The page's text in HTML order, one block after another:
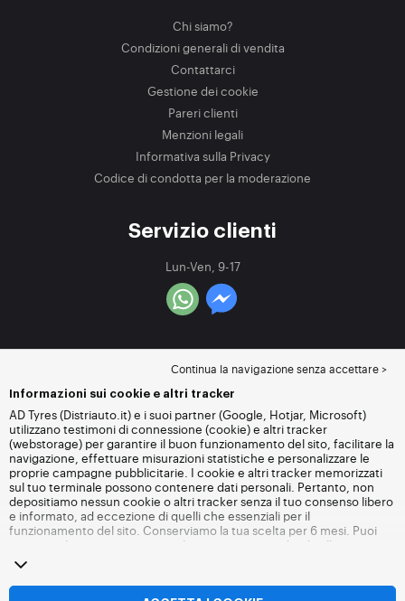
Chi siamo?
Condizioni generali di vendita
Contattarci
Gestione dei cookie
Pareri clienti
Menzioni legali
Informativa sulla Privacy
Codice di condotta per la moderazione
Servizio clienti
Lun-Ven, 9-17
Continua la navigazione senza accettare >
Informazioni sui cookie e altri tracker
AD Tyres (Distriauto.it) e i suoi partner (Google, Hotjar, Microsoft)
utilizzano testimoni di connessione (cookie) e altri tracker
(webstorage) per garantire il buon funzionamento del sito, facilitare la
navigazione, effettuare misurazioni statistiche e personalizzare le
proprie campagne pubblicitarie. I cookie e altri tracker memorizzati
sul tuo terminale possono contenere dati personali. Pertanto, non
depositiamo nessun cookie o altri tracker senza il tuo consenso libero
e informato, ad eccezione di quelli che essenziali per il
funzionamento del sito. Conserviamo la tua scelta per 6 mesi. Puoi
revocare il tuo consenso in qualsiasi momento andando alla
dei cookie e altri tracker
senza accettare il deposito di cookie o altri tracker. Il rifiuto non
impedisce l'accesso ai servizi Distriauto.it. Per maggiori informazioni,